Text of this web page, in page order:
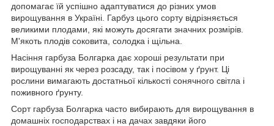
допомагає їй успішно адаптуватися до різних умов
вирощування в Україні. Гарбуз цього сорту відрізняється
великими плодами, які можуть досягати значних розмірів.
М'якоть плодів соковита, солодка і щільна.
Насіння гарбуза Болгарка дає хороші результати при
вирощуванні як через розсаду, так і посівом у ґрунт. Ці
рослини вимагають достатньої кількості сонячного світла і
поживного ґрунту.
Сорт гарбуза Болгарка часто вибирають для вирощування в
домашніх господарствах і на дачах завдяки його